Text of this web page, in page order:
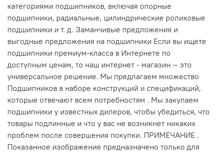
категориями подшипников, включая опорные
подшипники, радиальные, цилиндрические роликовые
подшипники и т. д. Заманчивые предложения и
выгодные предложения на подшипники Если вы ищете
подшипники премиум-класса в Интернете по
доступным ценам, то наш интернет - магазин — это
универсальное решение. Мы предлагаем множество
Подшипников в наборе конструкций и спецификаций,
которые отвечают всем потребностям . Мы закупаем
подшипники у известных дилеров, чтобы убедиться, что
товары подлинные и что у вас не возникнет никаких
проблем после совершения покупки. ПРИМЕЧАНИЕ .
Показанное изображение предназначено только для